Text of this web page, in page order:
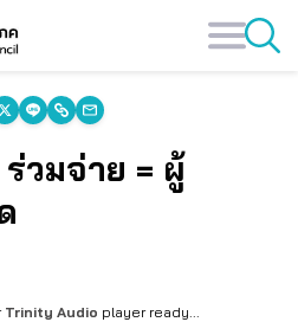
วมจ่าย = ผู้
Trinity Audio player ready...